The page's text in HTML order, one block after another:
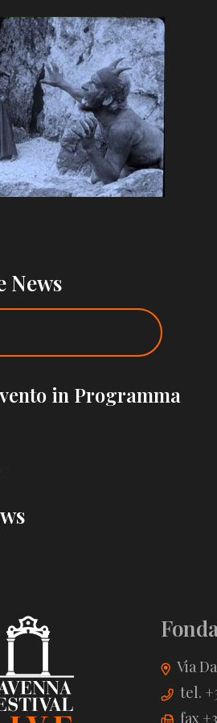
News
in Programma
Via
tel.
fax